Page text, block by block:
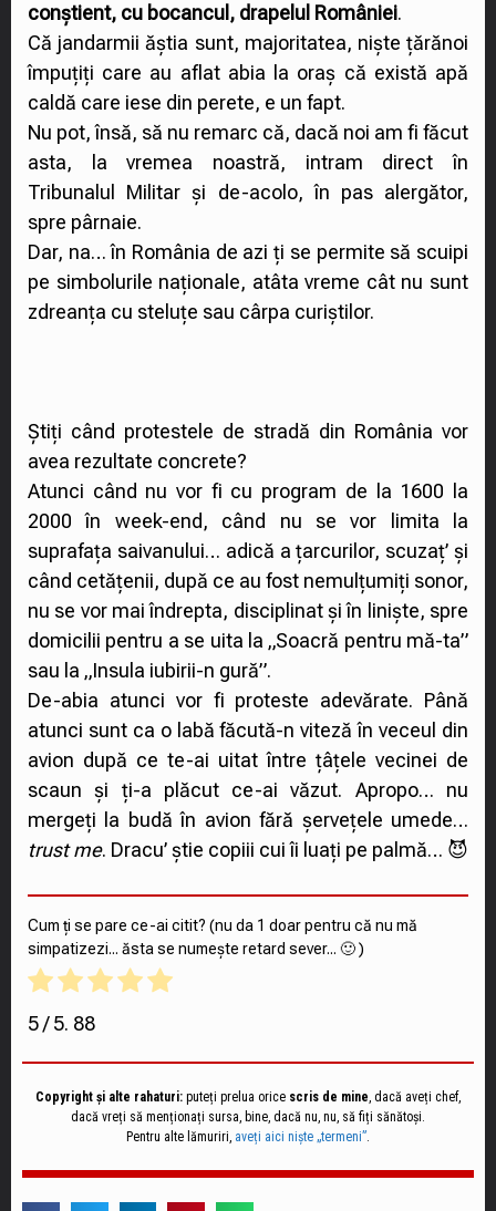
conștient, cu bocancul, drapelul României.
Că jandarmii ăștia sunt, majoritatea, niște țărănoi
împuțiți care au aflat abia la oraș că există apă
caldă care iese din perete, e un fapt.
Nu pot, însă, să nu remarc că, dacă noi am fi făcut
asta, la vremea noastră, intram direct în
Tribunalul Militar și de-acolo, în pas alergător,
spre pârnaie.
Dar, na… în România de azi ți se permite să scuipi
pe simbolurile naționale, atâta vreme cât nu sunt
zdreanța cu steluțe sau cârpa curiștilor.
Știți când protestele de stradă din România vor
avea rezultate concrete?
Atunci când nu vor fi cu program de la 1600 la
2000 în week-end, când nu se vor limita la
suprafața saivanului… adică a țarcurilor, scuzaț’ și
când cetățenii, după ce au fost nemulțumiți sonor,
nu se vor mai îndrepta, disciplinat și în liniște, spre
domicilii pentru a se uita la „Soacră pentru mă-ta”
sau la „Insula iubirii-n gură”.
De-abia atunci vor fi proteste adevărate. Până
atunci sunt ca o labă făcută-n viteză în veceul din
avion după ce te-ai uitat între țâțele vecinei de
scaun și ți-a plăcut ce-ai văzut. Apropo… nu
mergeți la budă în avion fără șervețele umede…
trust me. Dracu’ știe copiii cui îi luați pe palmă… 😈
Cum ți se pare ce-ai citit? (nu da 1 doar pentru că nu mă
simpatizezi... ăsta se numește retard sever... 🙂 )
5/ 5. 88
Copyright și alte rahaturi: puteți prelua orice scris de mine , dacă aveți chef,
dacă vreți să menționați sursa, bine, dacă nu, nu, să fiți sănătoși.
Pentru alte lămuriri, aveți aici niște „termeni”